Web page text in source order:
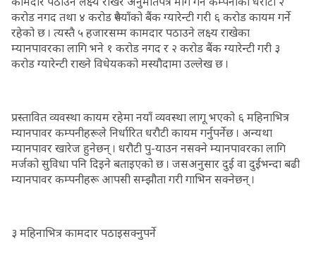
करोड नगद तथा ४ करोड रुपैयाँको बैंक ग्यारेन्टी गरी ६ करोड कायम गर्ने
रहेको छ । त्यस्तै ५ हजारसम्म कामदार पठाउने लक्ष्य राखेका
म्यानपावरका लागि भने १ करोड नगद र २ करोड बैंक ग्यारेन्टी गरी ३
करोड ग्यारेन्टी राख्ने विधेयकको मस्यौदामा उल्लेख छ ।
प्रस्तावित व्यवस्था कायम रहेमा नयाँ व्यवस्था लागू भएको ६ महिनाभित्र
म्यानपावर कम्पनीहरूले निर्धारित धरौटी कायम गर्नुपर्नेछ । अन्यथा
म्यानपावर खारेज हुनेछन् । धरौटी पु-याउन नसक्ने म्यानपावरका लागि
मर्जको सुविधा पनि दिइने बताइएको छ । जसअनुसार दुई वा दुईभन्दा बढी
म्यानपावर कम्पनीहरू आपसी सम्झौता गरी गाभिन सक्नेछन् ।
३ महिनाभित्र कामदार पठाइसक्नुपर्ने